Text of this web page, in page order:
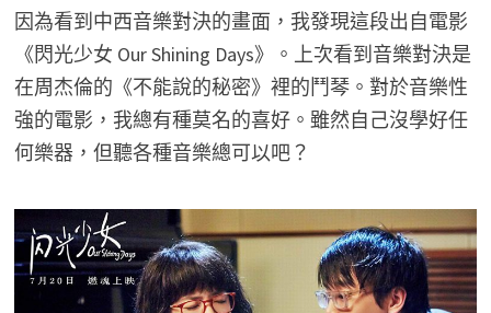
因為看到中西音樂對決的畫面，我發現這段出自電影
《閃光少女 Our Shining Days》。上次看到音樂對決是
在周杰倫的《不能說的秘密》裡的鬥琴。對於音樂性
強的電影，我總有種莫名的喜好。雖然自己沒學好任
何樂器，但聽各種音樂總可以吧？